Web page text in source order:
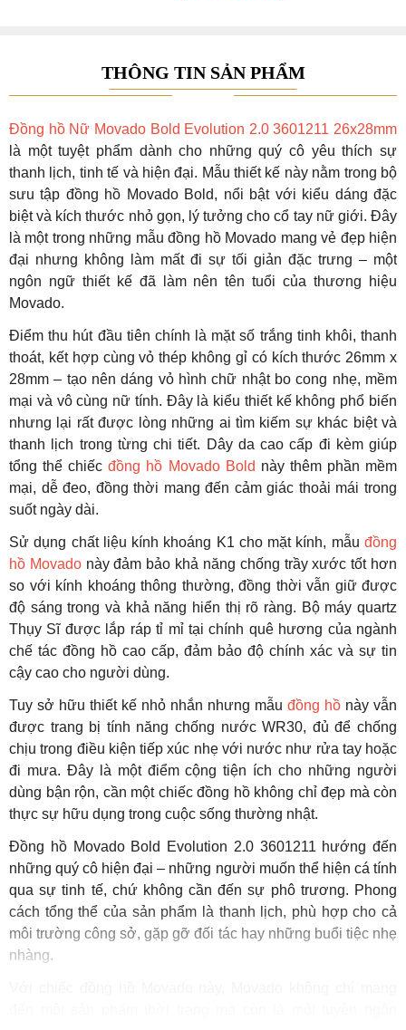
THÔNG TIN SẢN PHẨM
Đồng hồ Nữ Movado Bold Evolution 2.0 3601211 26x28mm
là một tuyệt phẩm dành cho những quý cô yêu thích sự
thanh lịch, tinh tế và hiện đại. Mẫu thiết kế này nằm trong bộ
sưu tập đồng hồ Movado Bold, nổi bật với kiểu dáng đặc
biệt và kích thước nhỏ gọn, lý tưởng cho cổ tay nữ giới. Đây
là một trong những mẫu đồng hồ Movado mang vẻ đẹp hiện
đại nhưng không làm mất đi sự tối giản đặc trưng – một
ngôn ngữ thiết kế đã làm nên tên tuổi của thương hiệu
Movado.
Điểm thu hút đầu tiên chính là mặt số trắng tinh khôi, thanh
thoát, kết hợp cùng vỏ thép không gỉ có kích thước 26mm x
28mm – tạo nên dáng vỏ hình chữ nhật bo cong nhẹ, mềm
mại và vô cùng nữ tính. Đây là kiểu thiết kế không phổ biến
nhưng lại rất được lòng những ai tìm kiếm sự khác biệt và
thanh lịch trong từng chi tiết. Dây da cao cấp đi kèm giúp
tổng thể chiếcđồng hồ Movado Bold này thêm phần mềm
mại, dễ đeo, đồng thời mang đến cảm giác thoải mái trong
suốt ngày dài.
Sử dụng chất liệu kính khoáng K1 cho mặt kính, mẫu đồng
hồ Movadonày đảm bảo khả năng chống trầy xước tốt hơn
so với kính khoáng thông thường, đồng thời vẫn giữ được
độ sáng trong và khả năng hiển thị rõ ràng. Bộ máy quartz
Thụy Sĩ được lắp ráp tỉ mỉ tại chính quê hương của ngành
chế tác đồng hồ cao cấp, đảm bảo độ chính xác và sự tin
cậy cao cho người dùng.
Tuy sở hữu thiết kế nhỏ nhắn nhưng mẫu đồng hồ này vẫn
được trang bị tính năng chống nước WR30, đủ để chống
chịu trong điều kiện tiếp xúc nhẹ với nước như rửa tay hoặc
đi mưa. Đây là một điểm cộng tiện ích cho những người
dùng bận rộn, cần một chiếc đồng hồ không chỉ đẹp mà còn
thực sự hữu dụng trong cuộc sống thường nhật.
Đồng hồ Movado Bold Evolution 2.0 3601211 hướng đến
những quý cô hiện đại – những người muốn thể hiện cá tính
qua sự tinh tế, chứ không cần đến sự phô trương. Phong
cách tổng thể của sản phẩm là thanh lịch, phù hợp cho cả
môi trường công sở, gặp gỡ đối tác hay những buổi tiệc nhẹ
nhàng.